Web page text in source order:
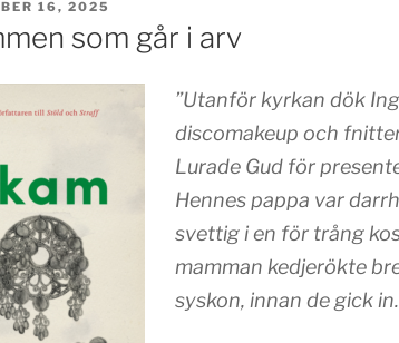
16, 2025
som går i arv
”Utanför kyrkan dök
discomakeup och
Lurade Gud för
Hennes pappa var
svettig i en för trång
mamman kedjerökte
syskon, innan de gick